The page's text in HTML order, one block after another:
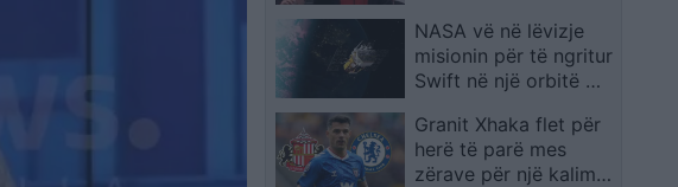
asnjë avokat të Thaçit
NASA vë në lëvizje
misionin për të ngritur
Swift në një orbitë më
Granit Xhaka flet për
herë të parë mes
zërave për një kalim